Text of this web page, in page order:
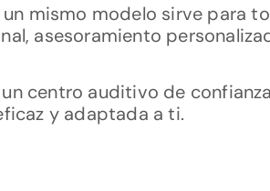
un mismo modelo sirve para
asesoramiento
centro auditivo de
y adaptada a ti.